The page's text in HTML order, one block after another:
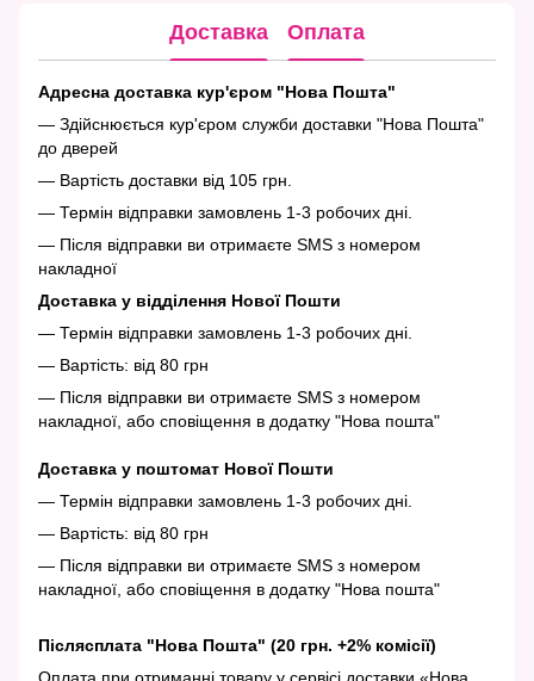
Доставка Оплата
Адресна доставка кур'єром "Нова Пошта"
— Здійснюється кур'єром служби доставки "Нова Пошта"
до дверей
— Вартість доставки від 105 грн.
— Термін відправки замовлень 1-3 робочих дні.
— Після відправки ви отримаєте SMS з номером
накладної
Доставка у відділення Нової Пошти
— Термін відправки замовлень 1-3 робочих дні.
— Вартість: від 80 грн
— Після відправки ви отримаєте SMS з номером
накладної, або сповіщення в додатку "Нова пошта"
Доставка у поштомат Нової Пошти
— Термін відправки замовлень 1-3 робочих дні.
— Вартість: від 80 грн
— Після відправки ви отримаєте SMS з номером
накладної, або сповіщення в додатку "Нова пошта"
Післясплата "Нова Пошта" (20 грн. +2% комісії)